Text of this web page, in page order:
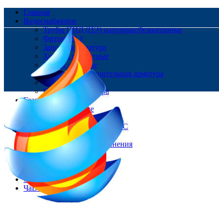
Главная
Водоснабжение
Трубы ПНД (ПЭ) напорные/безнапорные
Фитинг ПЭ
Запорная арматура
Хомуты ремонтные
Краны шаровые
Ремонтно-соединительная арматура
Фланцы
Пожарная арматура
Газоснабжение
Трубы Газовые
Фитинг ПЭ
Цокольные вводы/НСПС
Краны шаровые
Изолирующие соединения
Контакты
Доставка и оплата
Статьи
ЧаВо